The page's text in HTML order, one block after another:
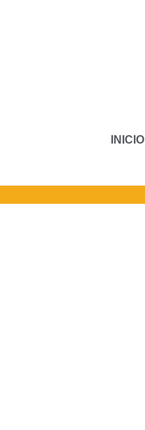
INICIO